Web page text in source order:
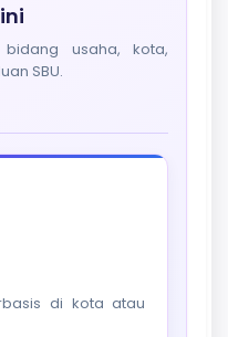
usaha, kota,
SBU.
di kota atau